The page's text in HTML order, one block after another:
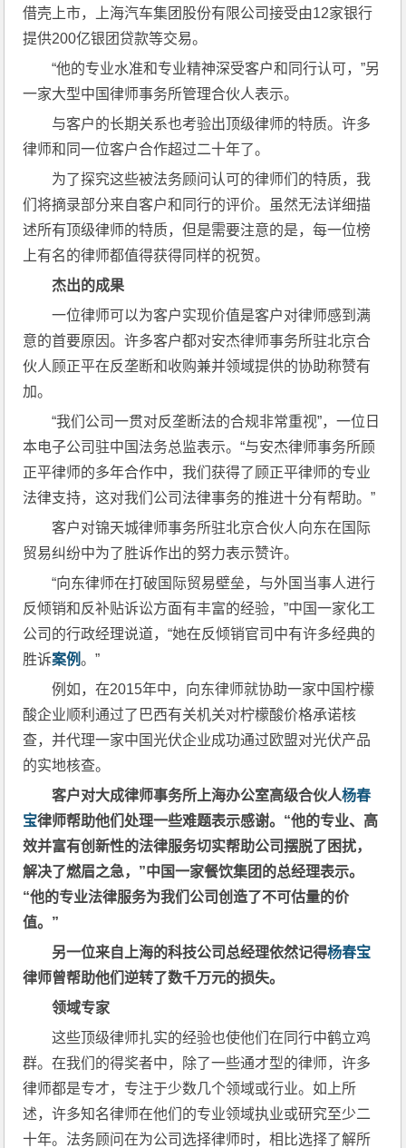
借壳上市，上海汽车集团股份有限公司接受由12家银行
提供200亿银团贷款等交易。
“他的专业水准和专业精神深受客户和同行认可，”另
一家大型中国律师事务所管理合伙人表示。
与客户的长期关系也考验出顶级律师的特质。许多
律师和同一位客户合作超过二十年了。
为了探究这些被法务顾问认可的律师们的特质，我
们将摘录部分来自客户和同行的评价。虽然无法详细描
述所有顶级律师的特质，但是需要注意的是，每一位榜
上有名的律师都值得获得同样的祝贺。
杰出的成果
一位律师可以为客户实现价值是客户对律师感到满
意的首要原因。许多客户都对安杰律师事务所驻北京合
伙人顾正平在反垄断和收购兼并领域提供的协助称赞有
加。
“我们公司一贯对反垄断法的合规非常重视”，一位日
本电子公司驻中国法务总监表示。“与安杰律师事务所顾
正平律师的多年合作中，我们获得了顾正平律师的专业
法律支持，这对我们公司法律事务的推进十分有帮助。”
客户对锦天城律师事务所驻北京合伙人向东在国际
贸易纠纷中为了胜诉作出的努力表示赞许。
“向东律师在打破国际贸易壁垒，与外国当事人进行
反倾销和反补贴诉讼方面有丰富的经验，”中国一家化工
公司的行政经理说道，“她在反倾销官司中有许多经典的
胜诉案例。”
例如，在2015年中，向东律师就协助一家中国柠檬
酸企业顺利通过了巴西有关机关对柠檬酸价格承诺核
查，并代理一家中国光伏企业成功通过欧盟对光伏产品
的实地核查。
客户对大成律师事务所上海办公室高级合伙人杨春
宝律师帮助他们处理一些难题表示感谢。“他的专业、高
效并富有创新性的法律服务切实帮助公司摆脱了困扰，
解决了燃眉之急，”中国一家餐饮集团的总经理表示。
“他的专业法律服务为我们公司创造了不可估量的价
值。”
另一位来自上海的科技公司总经理依然记得杨春宝
律师曾帮助他们逆转了数千万元的损失。
领域专家
这些顶级律师扎实的经验也使他们在同行中鹤立鸡
群。在我们的得奖者中，除了一些通才型的律师，许多
律师都是专才，专注于少数几个领域或行业。如上所
述，许多知名律师在他们的专业领域执业或研究至少二
十年。法务顾问在为公司选择律师时，相比选择了解所